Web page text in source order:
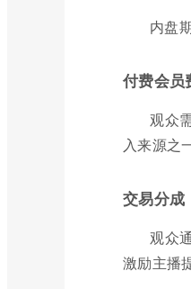
内盘
付费会员
观众
入来源之
交易分成
观众
激励主播